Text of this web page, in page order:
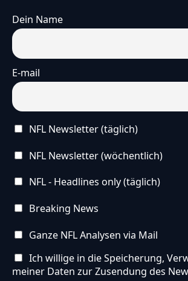
Dein Name
E-mail
NFL Newsletter (täglich)
NFL Newsletter (wöchentlich)
NFL - Headlines only (täglich)
Breaking News
Ganze NFL Analysen via Mail
Ich willige in die Speicherung,
meiner Daten zur Zusendung des